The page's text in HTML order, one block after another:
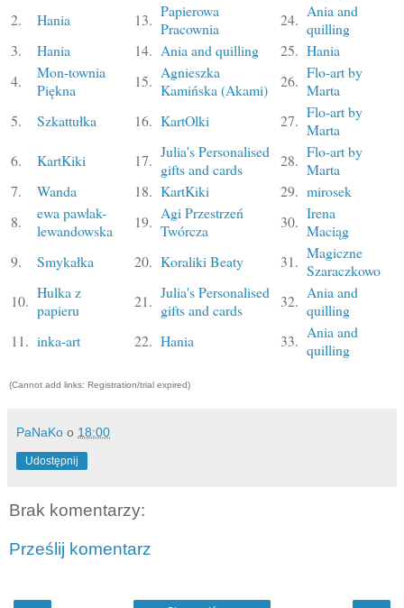
2.
Hania 13. Papierowa
Pracownia
24. Ania and
quilling
3.
Hania 14. Ania and quilling 25. Hania
4.
Mon-townia
Piękna
15. Agnieszka
Kamińska (Akami)
26. Flo-art by
Marta
5.
Szkattułka 16. KartOlki 27. Flo-art by
Marta
6.
KartKiki 17. Julia's Personalised
gifts and cards
28. Flo-art by
Marta
7.
Wanda 18. KartKiki 29. mirosek
8.
ewa pawlak-
lewandowska
19. Agi Przestrzeń
Twórcza
30. Irena
Maciąg
9.
Smykałka 20. Koraliki Beaty 31. Magiczne
Szaraczkowo
10. Hulka z
papieru
21. Julia's Personalised
gifts and cards
32. Ania and
quilling
11. inka-art 22. Hania 33. Ania and
quilling
(Cannot add links: Registration/trial expired)
PaNaKo o 18:00
Udostępnij
Brak komentarzy:
Prześlij komentarz